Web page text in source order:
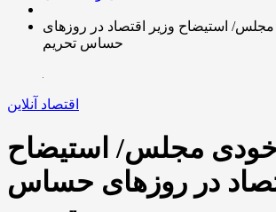
استیضاح وزیر اقتصاد در روزهای
حساس تحریم
اقتصاد آنلاین
مجلس/ استیضاح
در روزهای حساس